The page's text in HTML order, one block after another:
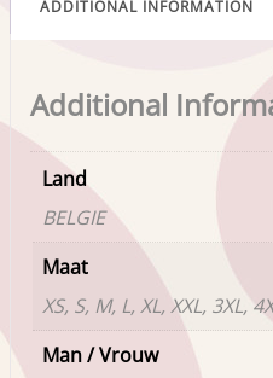
ADDITIONAL INFORMATION
Additional
Land
BELGIE
Maat
XS, S, M, L, XL, XXL, 3XL,
Man / Vrouw